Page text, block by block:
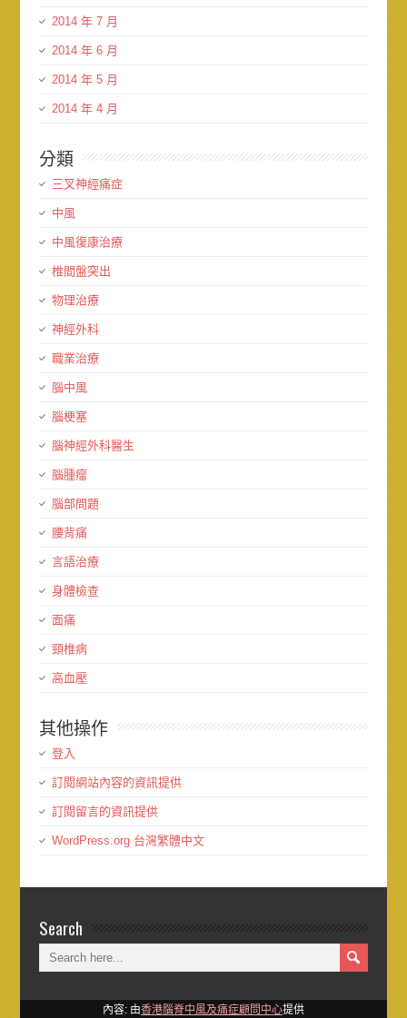
2014 年 7 月
2014 年 6 月
2014 年 5 月
2014 年 4 月
分類
三叉神經痛症
中風
中風復康治療
椎間盤突出
物理治療
神經外科
職業治療
腦中風
腦梗塞
腦神經外科醫生
腦腫瘤
腦部問題
腰背痛
言語治療
身體檢查
面痛
頸椎病
高血壓
其他操作
登入
訂閱網站內容的資訊提供
訂閱留言的資訊提供
WordPress.org 台灣繁體中文
Search
內容: 由香港腦脊中風及痛症顧問中心提供